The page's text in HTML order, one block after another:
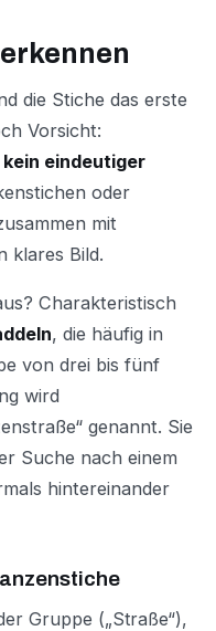
die Stiche das erste
Vorsicht:
eindeutiger
oder
mit
klares Bild.
Charakteristisch
, die häufig in
von drei bis fünf
wird
genannt. Sie
Suche nach einem
hintereinander
Gruppe („Straße“),